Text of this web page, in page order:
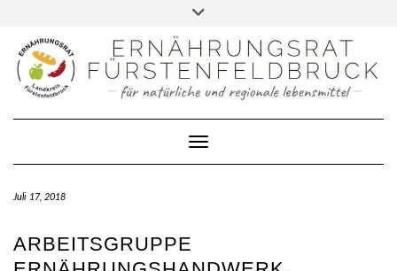
content
DATENSCHUTZERKLÄRUNG
IMPRESSUM
KONTAKT
Toggle Navigation
Juli 17, 2018
ARBEITSGRUPPE